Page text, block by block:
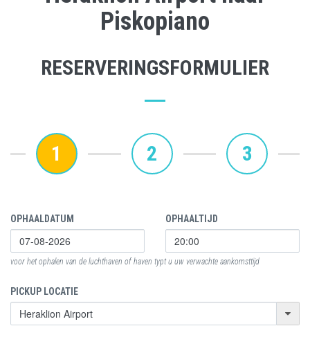
Piskopiano
RESERVERINGSFORMULIER
1 2 3
OPHAALDATUM OPHAALTIJD
voor het ophalen van de luchthaven of haven typt u uw verwachte aankomsttijd
PICKUP LOCATIE